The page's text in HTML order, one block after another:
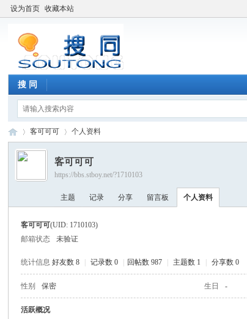
设为首页 收藏本站
搜 同
›
客可可可 个人资料
客可可可
https://bbs.stboy.net/?1710103
主题 记录 分享 留言板 个人资料
客可可可(UID: 1710103)
邮箱状态
未验证
统计信息 好友数 8 记录数 0 回帖数 987 主题数 1 分享数 0
性别 保密 生日 -
活跃概况